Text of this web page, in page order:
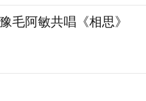
毛阿敏共唱《相思》